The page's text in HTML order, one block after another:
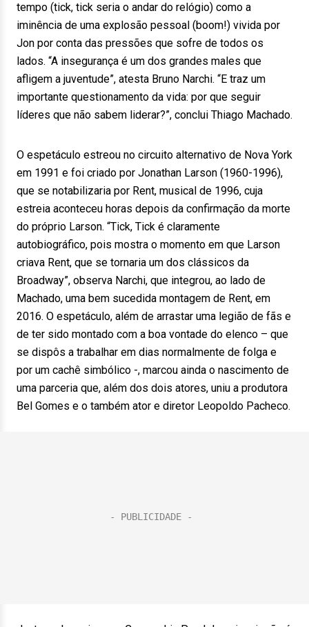
tempo (tick, tick seria o andar do relógio) como a
iminência de uma explosão pessoal (boom!) vivida por
Jon por conta das pressões que sofre de todos os
lados. “A insegurança é um dos grandes males que
afligem a juventude”, atesta Bruno Narchi. “E traz um
importante questionamento da vida: por que seguir
líderes que não sabem liderar?”, conclui Thiago Machado.
O espetáculo estreou no circuito alternativo de Nova York
em 1991 e foi criado por Jonathan Larson (1960-1996),
que se notabilizaria por Rent, musical de 1996, cuja
estreia aconteceu horas depois da confirmação da morte
do próprio Larson. “Tick, Tick é claramente
autobiográfico, pois mostra o momento em que Larson
criava Rent, que se tornaria um dos clássicos da
Broadway”, observa Narchi, que integrou, ao lado de
Machado, uma bem sucedida montagem de Rent, em
2016. O espetáculo, além de arrastar uma legião de fãs e
de ter sido montado com a boa vontade do elenco – que
se dispôs a trabalhar em dias normalmente de folga e
por um cachê simbólico -, marcou ainda o nascimento de
uma parceria que, além dos dois atores, uniu a produtora
Bel Gomes e o também ator e diretor Leopoldo Pacheco.